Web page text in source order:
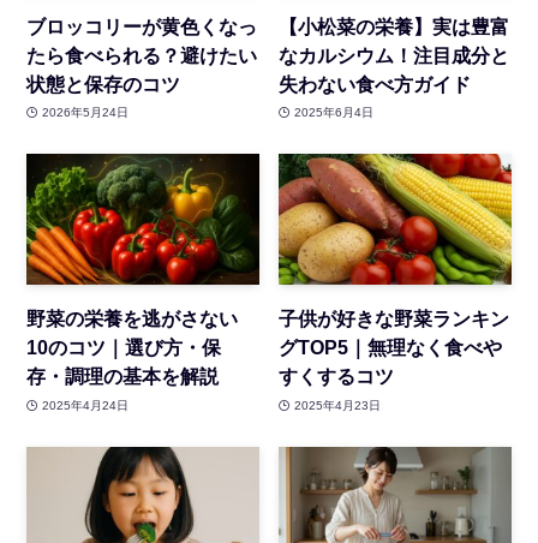
ブロッコリーが黄色くなっ
たら食べられる？避けたい
状態と保存のコツ
2026年5月24日
【小松菜の栄養】実は豊富
なカルシウム！注目成分と
失わない食べ方ガイド
2025年6月4日
野菜の栄養を逃がさない
10のコツ｜選び方・保
存・調理の基本を解説
2025年4月24日
子供が好きな野菜ランキン
グTOP5｜無理なく食べや
すくするコツ
2025年4月23日